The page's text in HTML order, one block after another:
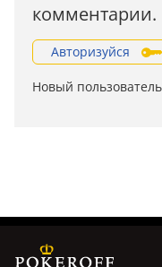
комментарии.
Авторизуйся
Новый